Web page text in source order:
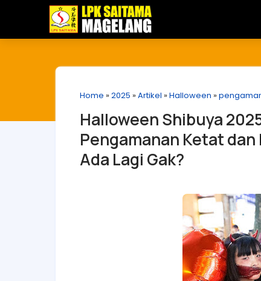
Home »2025 »Artikel »Halloween »
Halloween Shibuya
Pengamanan Ketat
Ada Lagi Gak?